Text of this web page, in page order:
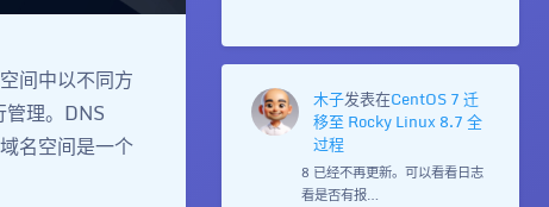
木子发表在CentOS 7 迁
移至 Rocky Linux 8.7 全
过程
8 已经不再更新。可以看看日志
看是否有报…
间中以不同方
理。DNS
名空间是一个